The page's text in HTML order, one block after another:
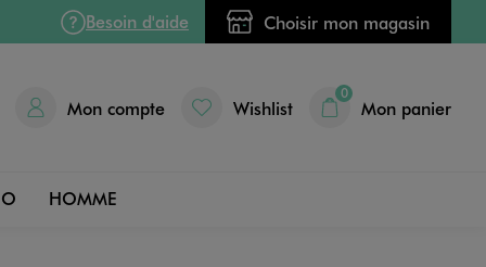
Besoin d'aide Choisir mon magasin
Mon compte Wishlist
0
Mon panier
HOMME